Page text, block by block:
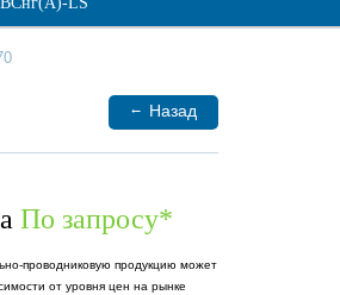
← Назад
По запросу*
проводниковую продукцию может
от уровня цен на рынке